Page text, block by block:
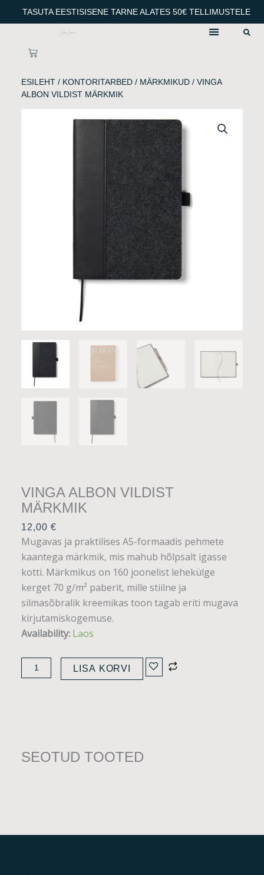
to
TASUTA EESTISISENE TARNE ALATES 50€ TELLIMUSTELE
CART
ESILEHT / KONTORITARBED / MÄRKMIKUD / VINGA
ALBON VILDIST MÄRKMIK
VINGA ALBON VILDIST
MÄRKMIK
12,00 €
Mugavas ja praktilises A5-formaadis pehmete
kaantega märkmik, mis mahub hõlpsalt igasse
kotti. Märkmikus on 160 joonelist lehekülge
kerget 70 g/m² paberit, mille stiilne ja
silmasõbralik kreemikas toon tagab eriti mugava
kirjutamiskogemuse.
Availability: Laos
Vinga
vildist
märkmik
LISA KORVI
SEOTUD TOOTED